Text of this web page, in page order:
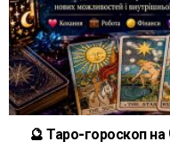
🔮 Таро-гороскоп